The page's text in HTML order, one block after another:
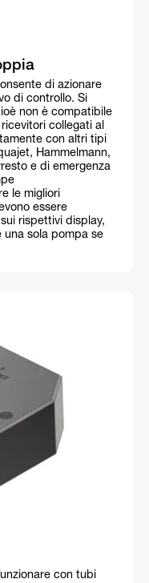
di azionare
di controllo. Si
non è compatibile
collegati al
con altri tipi
Hammelmann,
e di emergenza
le migliori
essere
rispettivi display,
una sola pompa se
con tubi